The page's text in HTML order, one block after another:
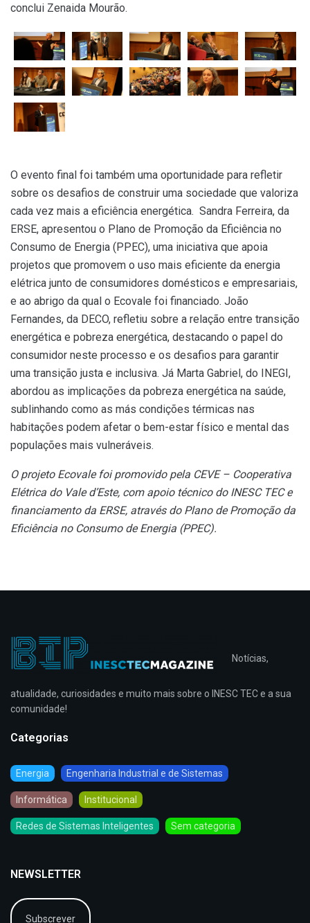
conclui Zenaida Mourão.
O evento final foi também uma oportunidade para refletir
sobre os desafios de construir uma sociedade que valoriza
cada vez mais a eficiência energética. Sandra Ferreira, da
ERSE, apresentou o Plano de Promoção da Eficiência no
Consumo de Energia (PPEC), uma iniciativa que apoia
projetos que promovem o uso mais eficiente da energia
elétrica junto de consumidores domésticos e empresariais,
e ao abrigo da qual o Ecovale foi financiado. João
Fernandes, da DECO, refletiu sobre a relação entre transição
energética e pobreza energética, destacando o papel do
consumidor neste processo e os desafios para garantir
uma transição justa e inclusiva. Já Marta Gabriel, do INEGI,
abordou as implicações da pobreza energética na saúde,
sublinhando como as más condições térmicas nas
habitações podem afetar o bem-estar físico e mental das
populações mais vulneráveis.
O projeto Ecovale foi promovido pela CEVE – Cooperativa
Elétrica do Vale d’Este, com apoio técnico do INESC TEC e
financiamento da ERSE, através do Plano de Promoção da
Eficiência no Consumo de Energia (PPEC).
Notícias,
atualidade, curiosidades e muito mais sobre o INESC TEC e a sua
comunidade!
Categorias
Energia Engenharia Industrial e de Sistemas
Informática Institucional
Redes de Sistemas Inteligentes Sem categoria
NEWSLETTER
Subscrever